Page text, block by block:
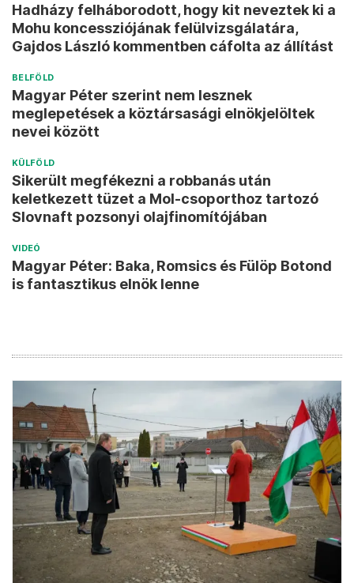
Hadházy felháborodott, hogy kit neveztek ki a
Mohu koncessziójának felülvizsgálatára,
Gajdos László kommentben cáfolta az állítást
BELFÖLD
Magyar Péter szerint nem lesznek
meglepetések a köztársasági elnökjelöltek
nevei között
KÜLFÖLD
Sikerült megfékezni a robbanás után
keletkezett tüzet a Mol-csoporthoz tartozó
Slovnaft pozsonyi olajfinomítójában
VIDEÓ
Magyar Péter: Baka, Romsics és Fülöp Botond
is fantasztikus elnök lenne